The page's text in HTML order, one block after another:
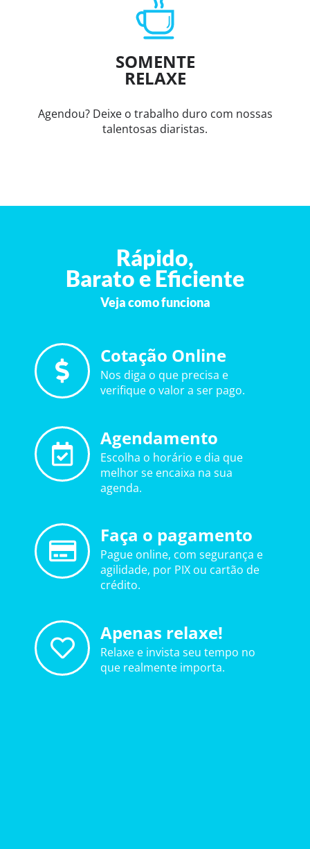
SOMENTE
RELAXE
Agendou? Deixe o trabalho duro com nossas
talentosas diaristas.
Rápido,
Barato e Eficiente
Veja como funciona
Cotação Online
Nos diga o que precisa e
verifique o valor a ser pago.
Agendamento
Escolha o horário e dia que
melhor se encaixa na sua
agenda.
Faça o pagamento
Pague online, com segurança e
agilidade, por PIX ou cartão de
crédito.
Apenas relaxe!
Relaxe e invista seu tempo no
que realmente importa.